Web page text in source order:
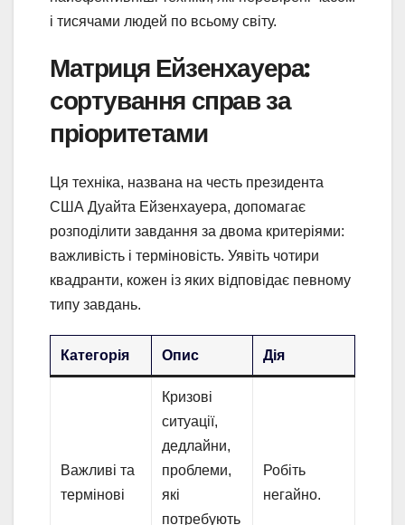
і тисячами людей по всьому світу.
Матриця Ейзенхауера:
сортування справ за
пріоритетами
Ця техніка, названа на честь президента
США Дуайта Ейзенхауера, допомагає
розподілити завдання за двома критеріями:
важливість і терміновість. Уявіть чотири
квадранти, кожен із яких відповідає певному
типу завдань.
Категорія Опис Дія
Важливі та
термінові
Кризові
ситуації,
дедлайни,
проблеми,
які
потребують
Робіть
негайно.